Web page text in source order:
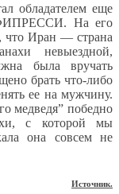
обладателем еще
На его
что Иран — страна
невыездной,
была вручать
брать что-либо
ее на мужчину.
медведя” победно
с которой мы
она совсем не
Источник.